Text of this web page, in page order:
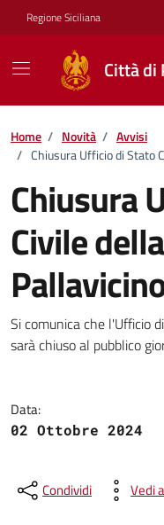
Vai ai contenuti
Vai al footer
Regione Siciliana
Città di
Home / Novità / Avvisi
/ Chiusura Ufficio di Stato
Chiusura
Civile
Dettagli
Si comunica che l'Ufficio
sarà chiuso al pubblico
Data:
02 Ottobre 2024
Condividi Vedi